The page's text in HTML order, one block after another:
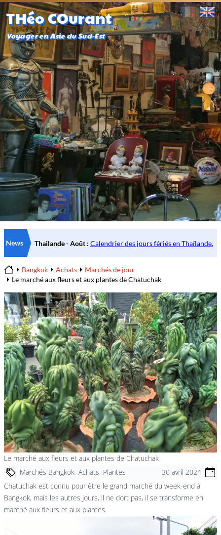
THéo COurant
Voyager en Asie du Sud-Est
News
Home
Bangkok Achats
Marchés de jour
Le marché aux fleurs et aux plantes de Chatuchak
Le marché aux fleurs et aux plantes de Chatuchak
Marchés Bangkok Achats Plantes
30 avril 2024
Chatuchak est connu pour être le grand marché du week-end à
Bangkok, mais les autres jours, il ne dort pas, il se transforme en
marché aux fleurs et aux plantes.